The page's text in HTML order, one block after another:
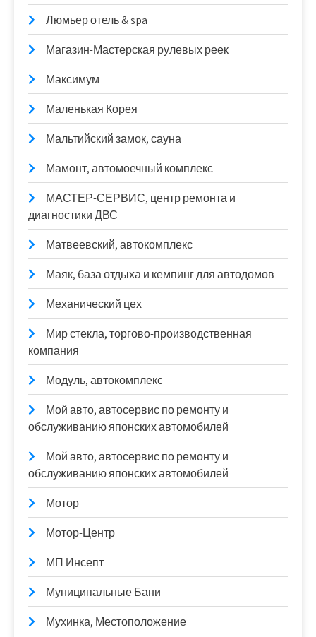
Люмьер отель & spa
Магазин-Мастерская рулевых реек
Максимум
Маленькая Корея
Мальтийский замок, сауна
Мамонт, автомоечный комплекс
МАСТЕР-СЕРВИС, центр ремонта и
диагностики ДВС
Матвеевский, автокомплекс
Маяк, база отдыха и кемпинг для автодомов
Механический цех
Мир стекла, торгово-производственная
компания
Модуль, автокомплекс
Мой авто, автосервис по ремонту и
обслуживанию японских автомобилей
Мой авто, автосервис по ремонту и
обслуживанию японских автомобилей
Мотор
Мотор-Центр
МП Инсепт
Муниципальные Бани
Мухинка, Местоположение